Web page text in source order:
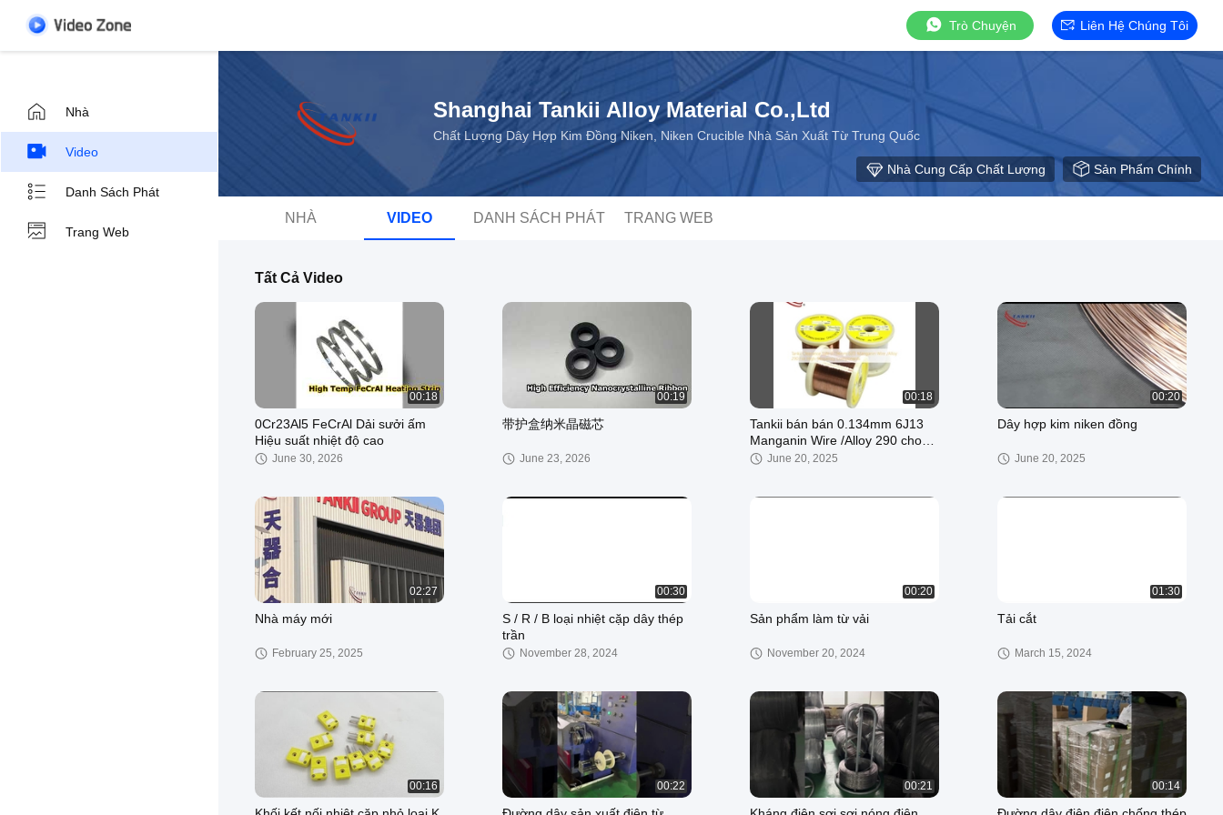
Trò Chuyện Liên Hệ Chúng Tôi
Nhà
Video
Danh Sách Phát
Trang Web
Shanghai Tankii Alloy Material Co.,Ltd
Chất Lượng Dây Hợp Kim Đồng Niken, Niken Crucible Nhà Sản Xuất Từ Trung Quốc
Nhà Cung Cấp Chất Lượng Sản Phẩm Chính
NHÀ VIDEO DANH SÁCH PHÁT TRANG WEB
Tất Cả Video
00:18
0Cr23Al5 FeCrAl Dải sưởi ấm
Hiệu suất nhiệt độ cao
June 30, 2026
00:19
带护盒纳米晶磁芯
June 23, 2026
00:18
Tankii bán bán 0.134mm 6J13
Manganin Wire /Alloy 290 cho
các thành phần tần số cao
June 20, 2025
00:20
Dây hợp kim niken đồng
June 20, 2025
02:27
Nhà máy mới
February 25, 2025
00:30
S / R / B loại nhiệt cặp dây thép
trần
November 28, 2024
00:20
Sản phẩm làm từ vải
November 20, 2024
01:30
Tải cắt
March 15, 2024
00:16 00:22 00:21 00:14